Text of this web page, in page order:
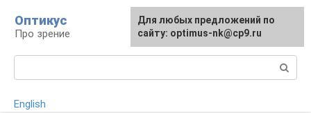
контенту
Оптикус
Про зрение
English
Для любых предложений по
сайту: optimus-nk@cp9.ru